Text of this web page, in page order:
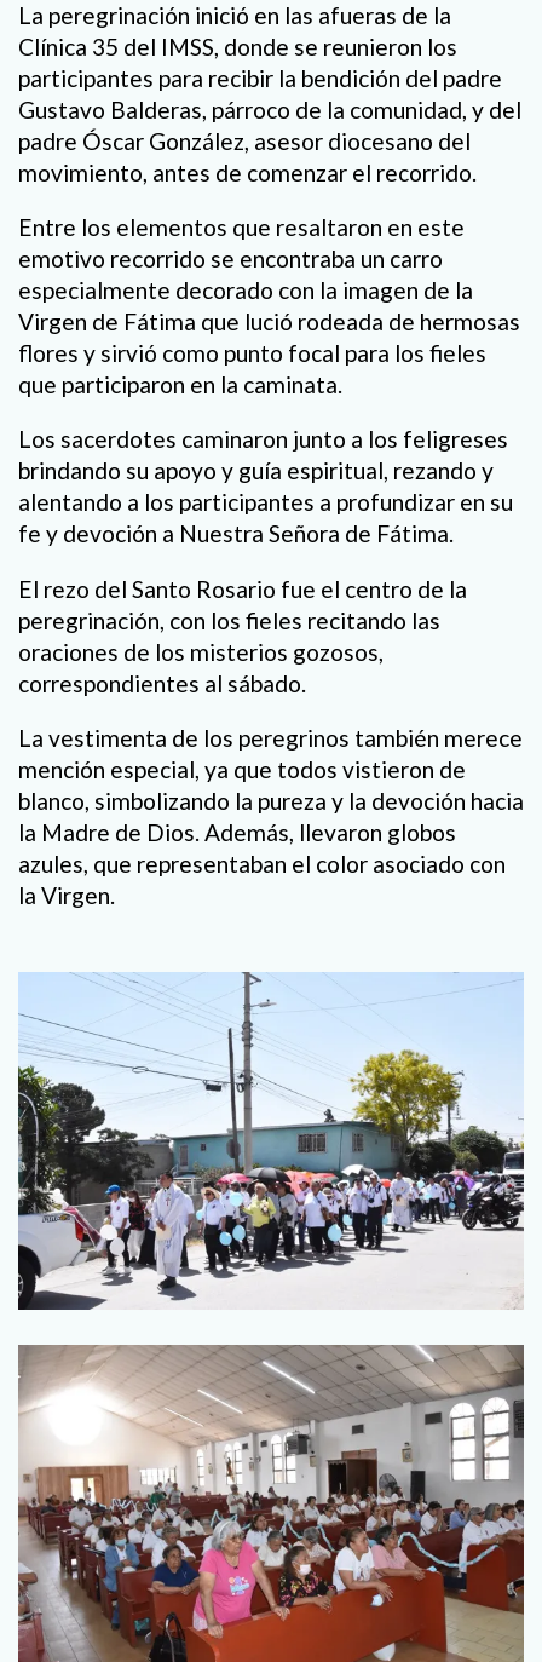
La peregrinación inició en las afueras de la
Clínica 35 del IMSS, donde se reunieron los
participantes para recibir la bendición del padre
Gustavo Balderas, párroco de la comunidad, y del
padre Óscar González, asesor diocesano del
movimiento, antes de comenzar el recorrido.
Entre los elementos que resaltaron en este
emotivo recorrido se encontraba un carro
especialmente decorado con la imagen de la
Virgen de Fátima que lució rodeada de hermosas
flores y sirvió como punto focal para los fieles
que participaron en la caminata.
Los sacerdotes caminaron junto a los feligreses
brindando su apoyo y guía espiritual, rezando y
alentando a los participantes a profundizar en su
fe y devoción a Nuestra Señora de Fátima.
El rezo del Santo Rosario fue el centro de la
peregrinación, con los fieles recitando las
oraciones de los misterios gozosos,
correspondientes al sábado.
La vestimenta de los peregrinos también merece
mención especial, ya que todos vistieron de
blanco, simbolizando la pureza y la devoción hacia
la Madre de Dios. Además, llevaron globos
azules, que representaban el color asociado con
la Virgen.